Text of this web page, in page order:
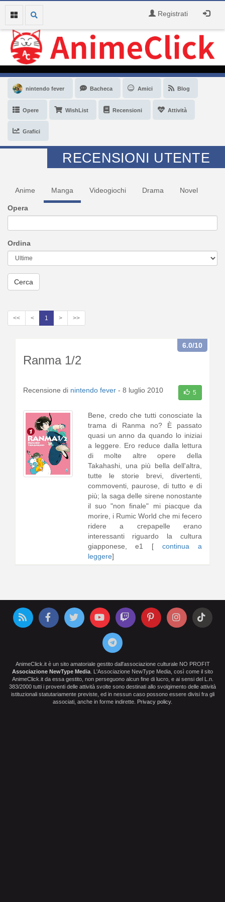
Registrati
nintendo fever Bacheca Amici Blog
Opere WishList Recensioni Attività
Grafici
RECENSIONI UTENTE
Anime Manga Videogiochi Drama Novel
Opera
Ordina
Cerca
<< < 1 > >>
Ranma 1/2
6.0/10
Recensione di nintendo fever - 8 luglio 2010 5
Bene, credo che tutti conosciate la
trama di Ranma no? È passato
quasi un anno da quando lo iniziai
a leggere. Ero reduce dalla lettura
di molte altre opere della
Takahashi, una più bella dell'altra,
tutte le storie brevi, divertenti,
commoventi, paurose, di tutto e di
più; la saga delle sirene nonostante
il suo "non finale" mi piacque da
morire, i Rumic World che mi fecero
ridere a crepapelle erano
interessanti riguardo la cultura
giapponese, e1 [continua a
leggere]
AnimeClick.it è un sito amatoriale gestito dall'associazione culturale NO PROFIT
Associazione NewType Media . L'Associazione NewType Media, così come il sito
AnimeClick.it da essa gestito, non perseguono alcun fine di lucro, e ai sensi del L.n.
383/2000 tutti i proventi delle attività svolte sono destinati allo svolgimento delle attività
istituzionali statutariamente previste, ed in nessun caso possono essere divisi fra gli
associati, anche in forme indirette. Privacy policy.